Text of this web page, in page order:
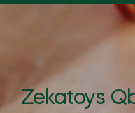
Zekatoys